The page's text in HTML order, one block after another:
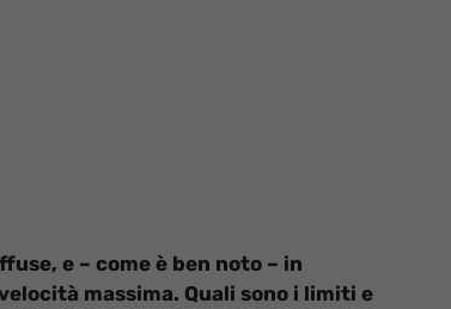
e – come è ben noto – in
massima. Quali sono i limiti e